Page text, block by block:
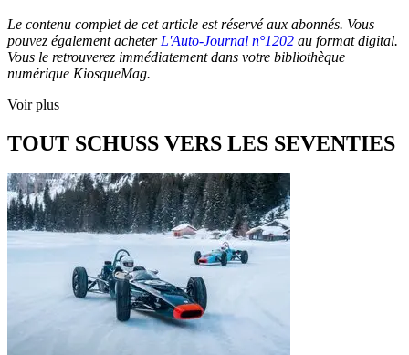
Le contenu complet de cet article est réservé aux abonnés. Vous
pouvez également acheter L'Auto-Journal n°1202 au format digital.
Vous le retrouverez immédiatement dans votre bibliothèque
numérique KiosqueMag.
Voir plus
TOUT SCHUSS VERS LES SEVENTIES